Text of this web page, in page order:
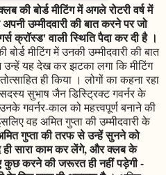
की बोर्ड मीटिंग में अगले रोटरी वर्ष में
उम्मीदवारी की बात करने पर जो
क्रॉस्ड' वाली स्थिति पैदा कर दी है ।
मीटिंग में उनकी उम्मीदवारी की बात
उन्हें यह देख कर झटका लगा कि मीटिंग
ही किया । लोगों का कहना रहा
सुभाष जैन डिस्ट्रिक्ट गवर्नर के
गवर्नर-काल को महत्त्वपूर्ण बनाने की
वह अमित गुप्ता की उम्मीदवारी के
गुप्ता की तरफ से उन्हें सुनने को
ही सारा काम कर लेंगे, और क्लब के
कुछ करने की जरूरत ही नहीं पड़ेगी -